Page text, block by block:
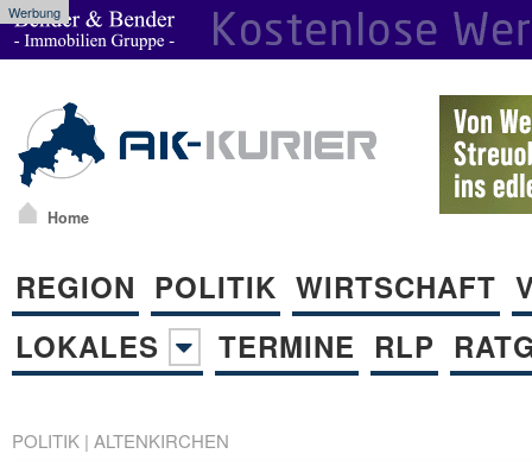
Werbung
Home
REGION POLITIK WIRTSCHAFT
LOKALES
TERMINE RLP
POLITIK | ALTENKIRCHEN